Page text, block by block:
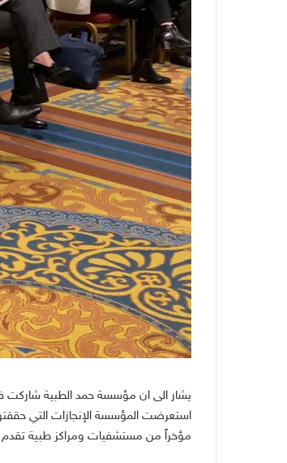
يشار الى ان مؤسسة حمد الطبية شاركت
استعرضت المؤسسة الإنجازات التي
مؤخراً من مستشفيات ومراكز طبية